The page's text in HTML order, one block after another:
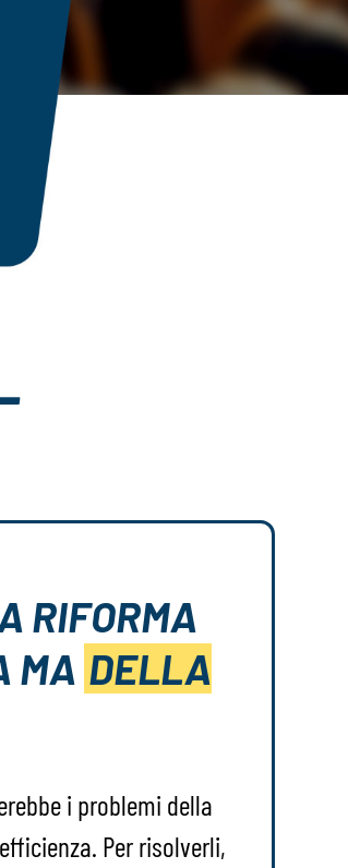
RIFORMA
MA DELLA
i problemi della
Per risolverli,